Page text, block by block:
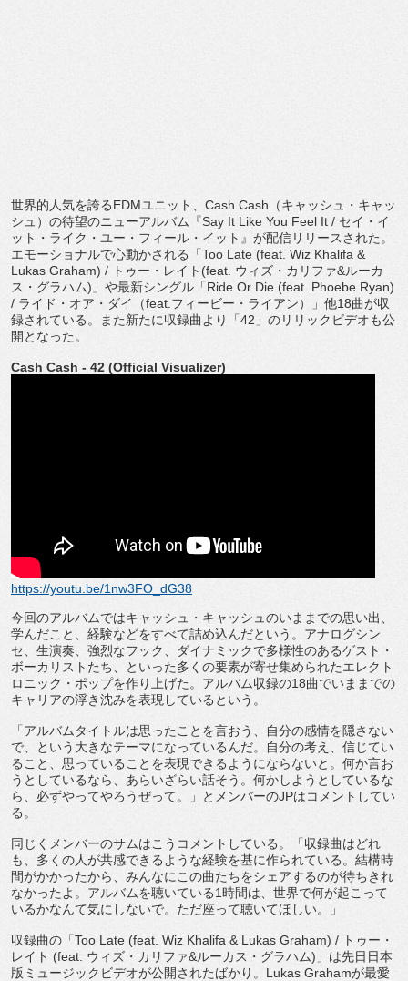
世界的人気を誇るEDMユニット、 Cash Cash （キャッシュ・キャッ
シュ）の待望のニューアルバム『Say It Like You Feel It / セイ・イ
ット・ライク・ユー・フィール・イット』 が配信リリースされた。
エモーショナルで心動かされる「Too Late (feat. Wiz Khalifa &
Lukas Graham) / トゥー・レイト (feat. ウィズ・カリファ&ルーカ
ス・ グラハム) 」や最新シングル「Ride Or Die (feat. Phoebe Ryan)
/ ライド・オア・ダイ（feat. フィービー・ライアン）」他18曲が収
録されている。また新たに収録曲より「42 」 のリリックビデオも公
開となった。
Cash Cash - 42 (Official Visualizer)
https://youtu.be/1nw3FO_dG38
今回のアルバムではキャッシュ・キャッシュのいままでの思い出、
学んだこと、経験などをすべて詰め込んだという。 アナログシン
セ、生演奏、強烈なフック、
ダイナミックで多様性のあるゲスト・
ボーカリストたち、
といった多くの要素が寄せ集められたエレクト
ロニック・ ポップを作り上げた。アルバム収録の18曲でいままでの
キャリアの浮き沈みを表現しているという。
「アルバムタイトルは思ったことを言おう、
自分の感情を隠さない
で、という大きなテーマになっているんだ。
自分の考え、信じてい
ること、 思っていることを表現できるようにならないと。 何か言お
うとしているなら、あらいざらい話そう。 何かしようとしているな
ら、必ずやってやろうぜって。」
とメンバーのJPはコメントしてい
る。
同じくメンバーのサムはこうコメントしている。「収録曲はどれ
も、 多くの人が共感できるような経験を基に作られている。 結構時
間がかかったから、 みんなにこの曲たちをシェアするのが待ちきれ
なかったよ。 アルバムを聴いている1時間は、 世界で何が起こって
いるかなんて気にしないで。 ただ座って聴いてほしい。」
収録曲の「Too Late (feat. Wiz Khalifa & Lukas Graham) / トゥー・
レイト (feat. ウィズ・カリファ&ルーカス ・グラハム) 」 は先日日本
版ミュージックビデオが公開されたばかり。 Lukas Grahamが最愛